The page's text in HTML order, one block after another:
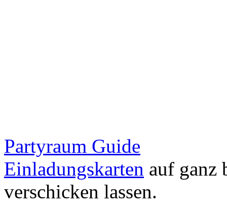
Partyraum Guide
Einladungskarten auf ganz
verschicken lassen.